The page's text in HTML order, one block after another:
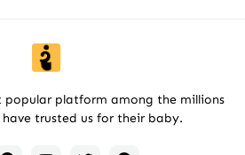
popular platform among the millions
trusted us for their baby.